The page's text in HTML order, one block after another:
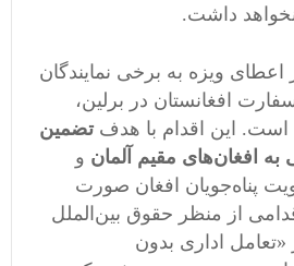
داشت.
اعطای ویزه به برخی نمایندگان
افغانستان در برلین،
است. این اقدام با هدف تضمین
به افغان‌های مقیم آلمان و
پناه‌جویان افغان صورت
از منظر حقوق بین‌الملل
اداری بدون